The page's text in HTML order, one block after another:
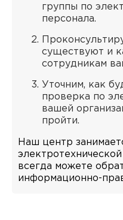
группы по
персонала.
существуют и
сотрудникам
Уточним, как
проверка по
вашей
пройти.
Наш центр
всегда можете
информационно-